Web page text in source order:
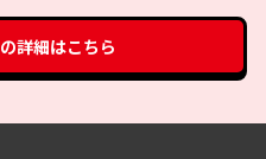
方へー
の詳細はこちら